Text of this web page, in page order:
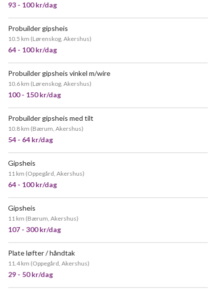
93 - 100 kr/dag
Probuilder gipsheis
10.5 km (Lørenskog, Akershus)
64 - 100 kr/dag
Probuilder gipsheis vinkel m/wire
10.6 km (Lørenskog, Akershus)
100 - 150 kr/dag
Probuilder gipsheis med tilt
10.8 km (Bærum, Akershus)
54 - 64 kr/dag
Gipsheis
11 km (Oppegård, Akershus)
64 - 100 kr/dag
Gipsheis
11 km (Bærum, Akershus)
107 - 300 kr/dag
Plate løfter / håndtak
11.4 km (Oppegård, Akershus)
29 - 50 kr/dag